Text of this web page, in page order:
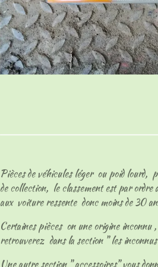
Pièces de véhicules léger ou poid
de collection, le classement est par
aux voiture ressente donc moins de 30
Certaines pièces on une origine inconnu
retrouverez dans la section " les